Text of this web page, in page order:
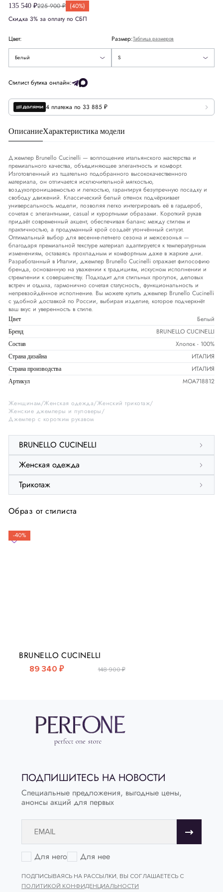
135 540 ₽225 900 ₽ (40%)
Скидка 3% за оплату по СБП
Цвет:
Белый
Размер:Таблица размеров
S
S
Стилист бутика онлайн:
4 платежа по 33 885 ₽
ОписаниеХарактеристика модели
Джемпер Brunello Cucinelli — воплощение итальянского мастерства и
премиального качества, объединяющее элегантность и комфорт.
Изготовленный из тщательно подобранного высококачественного
материала, он отличается исключительной мягкостью,
воздухопроницаемостью и легкостью, гарантируя безупречную посадку и
свободу движений. Классический белый оттенок подчёркивает
универсальность модели, позволяя легко интегрировать её в гардероб,
сочетая с элегантными, casual и курортными образами. Короткий рукав
придаёт современный акцент, обеспечивая баланс между стилем и
практичностью, а продуманный крой создаёт утончённый силуэт.
Оптимальный выбор для весенне-летнего сезона и межсезонья —
благодаря премиальной текстуре материал адаптируется к температурным
изменениям, оставаясь прохладным и комфортным даже в жаркие дни.
Разработанный в Италии, джемпер Brunello Cucinelli отражает философию
бренда, основанную на уважении к традициям, искусном исполнении и
стремлении к совершенству. Подходит для стильных прогулок, деловых
встреч и отдыха, гармонично сочетая статусность, функциональность и
непревзойдённое исполнение. Вы можете купить джемпер Brunello Cucinelli
с удобной доставкой по России, выбирая изделие, которое подчеркнёт
ваш вкус и уверенность в стиле.
Цвет Белый
Бренд BRUNELLO CUCINELLI
Состав Хлопок - 100%
Страна дизайна ИТАЛИЯ
Страна производства ИТАЛИЯ
Артикул MOA718812
Женщинам Женская одежда Женский трикотаж
Женские джемперы и пуловеры
Джемпер с коротким рукавом
BRUNELLO CUCINELLI
Женская одежда
Трикотаж
ЕвропаEU
Деним
СШАUS 4
Обхват грудиСМ 82-85
Обхват талииСМ
Обхват бедер
Образ от стилиста
-40%
BRUNELLO CUCINELLI
89 340 ₽ 148 900 ₽
ПОДПИШИТЕСЬ НА НОВОСТИ
Специальные предложения, выгодные цены,
анонсы акций для первых
Для него Для нее
ПОДПИСЫВАЯСЬ НА РАССЫЛКИ, ВЫ СОГЛАШАЕТЕСЬ С
ПОЛИТИКОЙ КОНФИДЕНЦИАЛЬНОСТИ